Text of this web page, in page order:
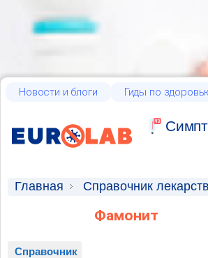
Новости и блоги Гиды по
Главная Справочник лекарств
Справочник
Фамонит